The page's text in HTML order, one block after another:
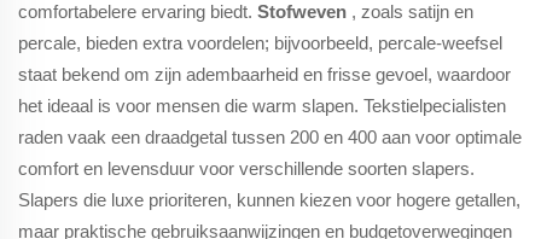
comfortabelere ervaring biedt. Stofweven , zoals satijn en
percale, bieden extra voordelen; bijvoorbeeld, percale-weefsel
staat bekend om zijn adembaarheid en frisse gevoel, waardoor
het ideaal is voor mensen die warm slapen. Tekstielpecialisten
raden vaak een draadgetal tussen 200 en 400 aan voor optimale
comfort en levensduur voor verschillende soorten slapers.
Slapers die luxe prioriteren, kunnen kiezen voor hogere getallen,
maar praktische gebruiksaanwijzingen en budgetoverwegingen